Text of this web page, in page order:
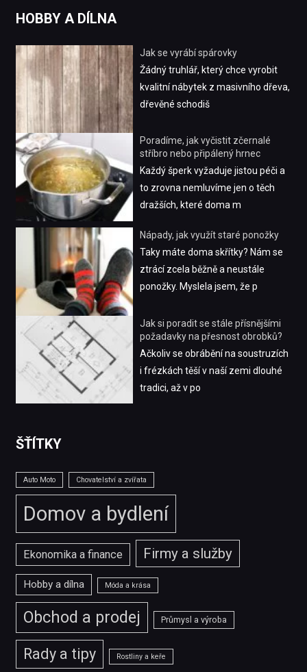
HOBBY A DÍLNA
Jak se vyrábí spárovky
Žádný truhlář, který chce vyrobit
kvalitní nábytek z masivního dřeva,
dřevěné schodiš
Poradíme, jak vyčistit zčernalé
stříbro nebo připálený hrnec
Každý šperk vyžaduje jistou péči a
to zrovna nemluvíme jen o těch
dražších, které doma m
Nápady, jak využít staré ponožky
Taky máte doma skřítky? Nám se
ztrácí zcela běžně a neustále
ponožky. Myslela jsem, že p
Jak si poradit se stále přísnějšími
požadavky na přesnost obrobků?
Ačkoliv se obrábění na soustruzích
i frézkách těší v naší zemi dlouhé
tradici, až v po
ŠŤÍTKY
Auto Moto Chovatelství a zvířata
Domov a bydlení
Ekonomika a finance Firmy a služby
Hobby a dílna Móda a krása
Obchod a prodej Průmysl a výroba
Rady a tipy Rostliny a keře